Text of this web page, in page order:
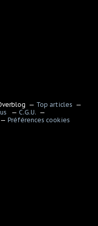
Top articles
C.G.U.
Préférences cookies